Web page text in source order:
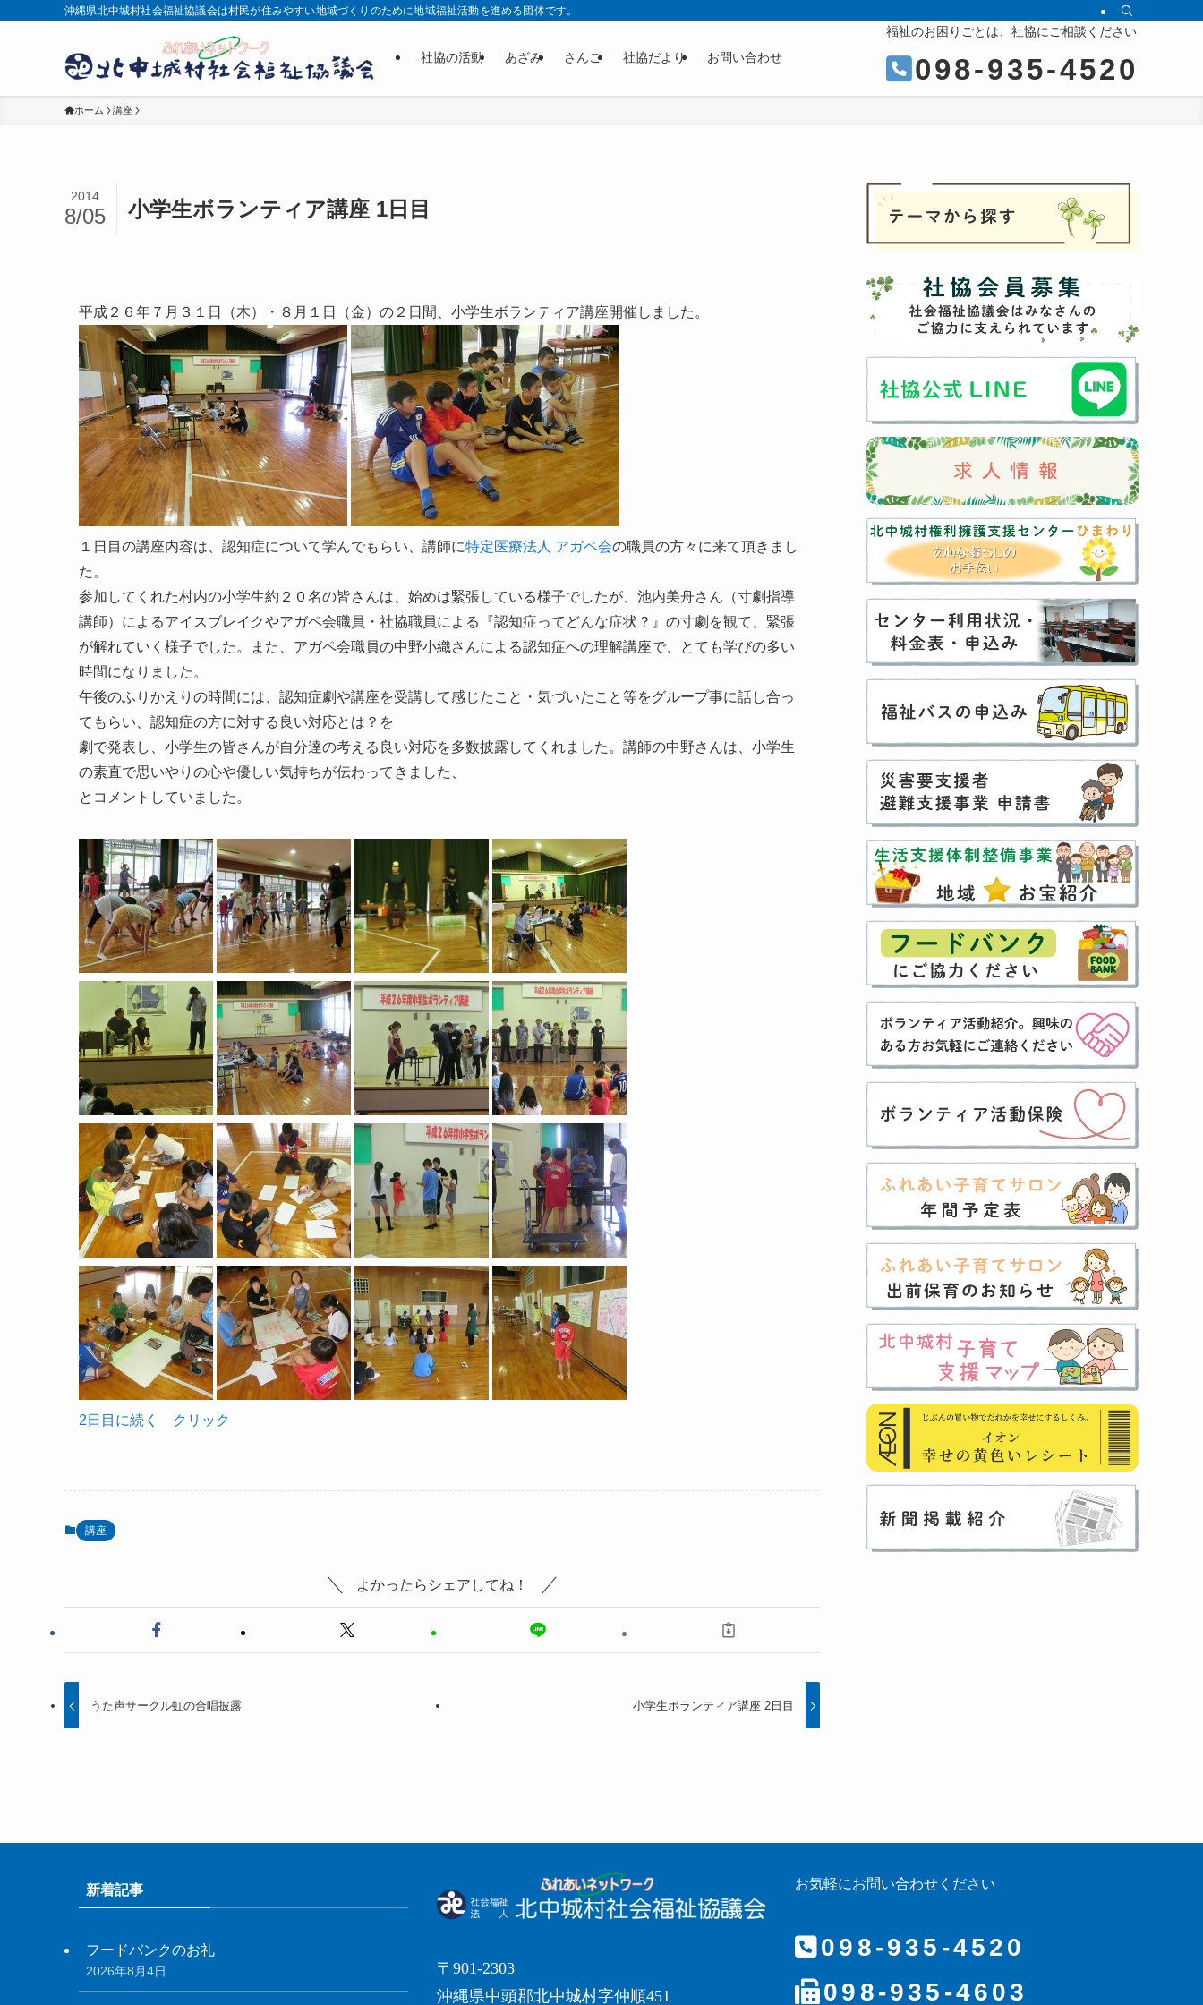
沖縄県北中城村社会福祉協議会は村民が住みやすい地域づくりのために地域福祉活動を進める団体です。
社協の活動 あざみ さんご 社協だより お問い合わせ
福祉のお困りごとは、社協にご相談ください
098-935-4520
ホーム 講座
小学生ボランティア講座 1日目
2014
8/05
平成２６年７月３１日（木）・８月１日（金）の２日間、小学生ボランティア講座開催しました。
１日目の講座内容は、認知症について学んでもらい、講師に特定医療法人 アガペ会の職員の方々に来て頂きまし
た。
参加してくれた村内の小学生約２０名の皆さんは、始めは緊張している様子でしたが、池内美舟さん（寸劇指導
講師）によるアイスブレイクやアガペ会職員・社協職員による『認知症ってどんな症状？』の寸劇を観て、緊張
が解れていく様子でした。また、アガペ会職員の中野小織さんによる認知症への理解講座で、とても学びの多い
時間になりました。
午後のふりかえりの時間には、認知症劇や講座を受講して感じたこと・気づいたこと等をグループ事に話し合っ
てもらい、認知症の方に対する良い対応とは？を
劇で発表し、小学生の皆さんが自分達の考える良い対応を多数披露してくれました。講師の中野さんは、小学生
の素直で思いやりの心や優しい気持ちが伝わってきました、
とコメントしていました。
2日目に続く クリック
講座
よかったらシェアしてね！
うた声サークル虹の合唱披露 小学生ボランティア講座 2日目
新着記事
フードバンクのお礼
2026年8月4日
〒901-2303
沖縄県中頭郡北中城村字仲順451
お気軽にお問い合わせください
098-935-4520
098-935-4603